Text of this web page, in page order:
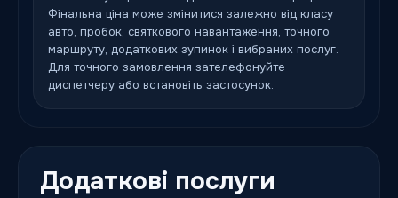
Фінальна ціна може змінитися залежно від класу
авто, пробок, святкового навантаження, точного
маршруту, додаткових зупинок і вибраних послуг.
Для точного замовлення зателефонуйте
диспетчеру або встановіть застосунок.
Додаткові послуги